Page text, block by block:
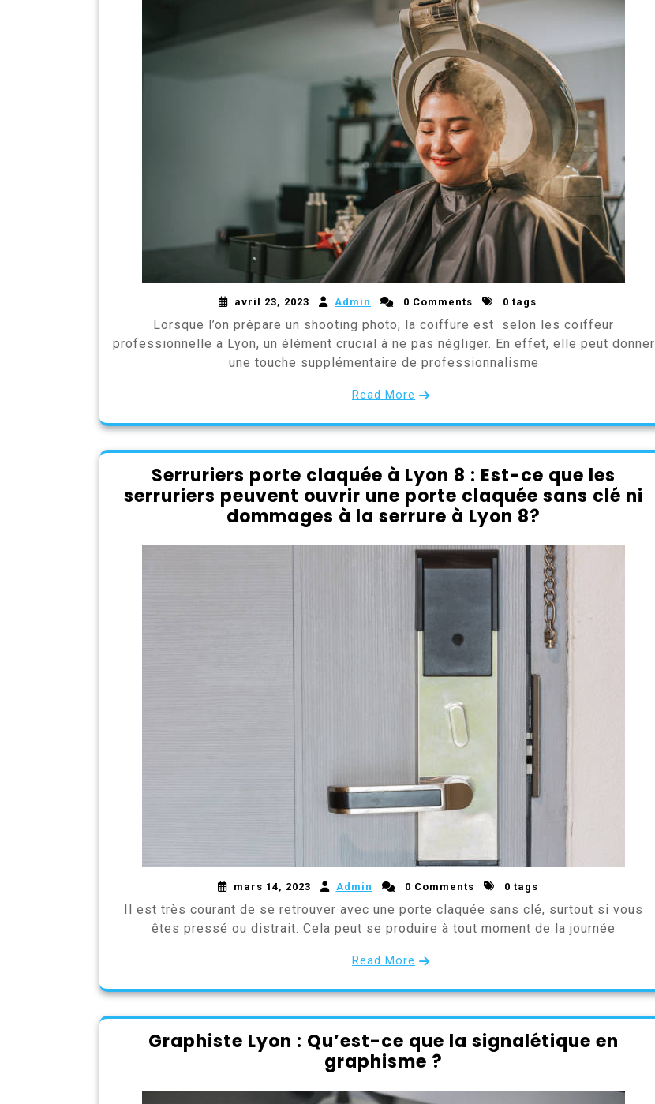
avril 23, 2023 Admin 0 Comments 0 tags
Lorsque l’on prépare un shooting photo, la coiffure est selon les coiffeur
professionnelle a Lyon, un élément crucial à ne pas négliger. En effet, elle peut donner
une touche supplémentaire de professionnalisme
Read More
Serruriers porte claquée à Lyon 8 : Est-ce que les
serruriers peuvent ouvrir une porte claquée sans clé ni
dommages à la serrure à Lyon 8?
mars 14, 2023 Admin 0 Comments 0 tags
Il est très courant de se retrouver avec une porte claquée sans clé, surtout si vous
êtes pressé ou distrait. Cela peut se produire à tout moment de la journée
Read More
Graphiste Lyon : Qu’est-ce que la signalétique en
graphisme ?